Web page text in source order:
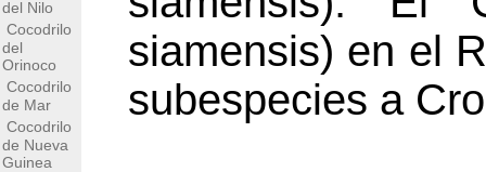
del Nilo
Cocodrilo
del
Orinoco
Cocodrilo
de Mar
Cocodrilo
de Nueva
Guinea
siamensis) en el
subespecies a